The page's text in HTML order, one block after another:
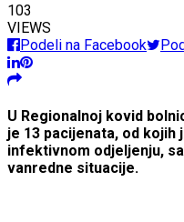
103
VIEWS
Podeli na Facebook
U Regionalnoj kovid
je 13 pacijenata, od kojih
infektivnom odjeljenju,
vanredne situacije.